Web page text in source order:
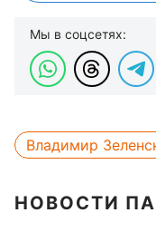
Мы в соцсетях:
Владимир
НОВОСТИ